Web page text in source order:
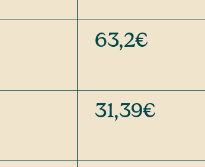
63,2€
31,39€